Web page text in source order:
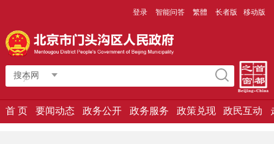
登录 智能问答 繁體 长者版 移动版
搜本网
首 页 要闻动态 政务公开 政务服务 政策兑现 政民互动